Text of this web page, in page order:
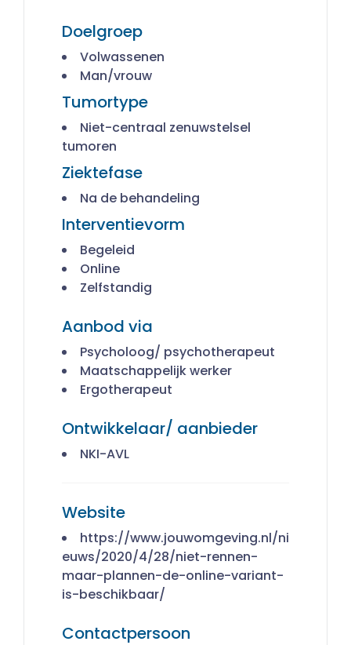
Doelgroep
Volwassenen
Man/vrouw
Tumortype
Niet-centraal zenuwstelsel
tumoren
Ziektefase
Na de behandeling
Interventievorm
Begeleid
Online
Zelfstandig
Aanbod via
Psycholoog/ psychotherapeut
Maatschappelijk werker
Ergotherapeut
Ontwikkelaar/ aanbieder
NKI-AVL
Website
https://www.jouwomgeving.nl/ni
euws/2020/4/28/niet-rennen-
maar-plannen-de-online-variant-
is-beschikbaar/
Contactpersoon